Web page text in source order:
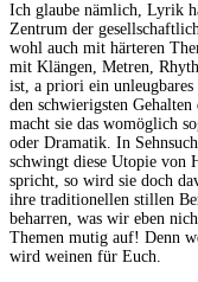
Ich glaube nämlich, Lyrik
Zentrum der
wohl auch mit härteren
mit Klängen, Metren,
ist, a priori ein
den schwierigsten
macht sie das womöglich
oder Dramatik. In
schwingt diese Utopie von
spricht, so wird sie doch
ihre traditionellen stillen
beharren, was wir eben
Themen mutig auf! Denn
wird weinen für Euch.